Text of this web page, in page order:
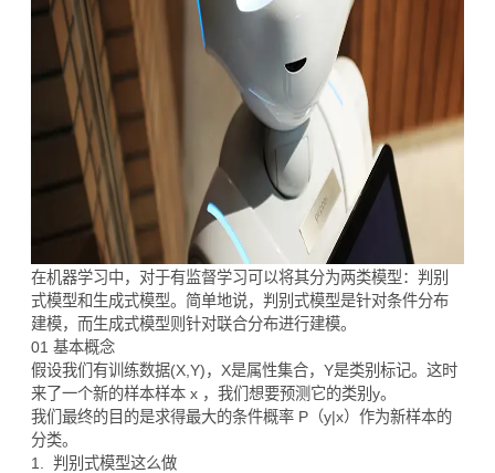
在机器学习中，对于有监督学习可以将其分为两类模型：判别
式模型和生成式模型。简单地说，判别式模型是针对条件分布
建模，而生成式模型则针对联合分布进行建模。
01 基本概念
假设我们有训练数据(X,Y)，X是属性集合，Y是类别标记。这时
来了一个新的样本样本 x ，我们想要预测它的类别y。
我们最终的目的是求得最大的条件概率 P（y|x）作为新样本的
分类。
1. 判别式模型这么做